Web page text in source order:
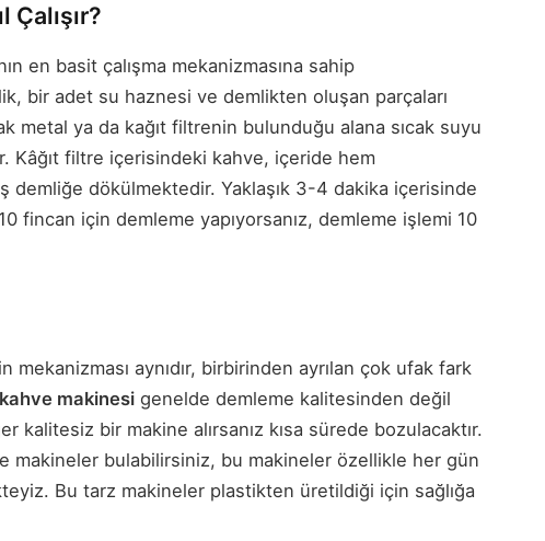
en basit çalışma mekanizmasına sahip
bir adet su haznesi ve demlikten oluşan parçaları
metal ya da kağıt filtrenin bulunduğu alana sıcak suyu
Kâğıt filtre içerisindeki kahve, içeride hem
demliğe dökülmektedir. Yaklaşık 3-4 dakika içerisinde
fincan için demleme yapıyorsanız, demleme işlemi 10
aynıdır, birbirinden ayrılan çok ufak fark
makinesi genelde demleme kalitesinden değil
kalitesiz bir makine alırsanız kısa sürede bozulacaktır.
makineler bulabilirsiniz, bu makineler özellikle her gün
Bu tarz makineler plastikten üretildiği için sağlığa